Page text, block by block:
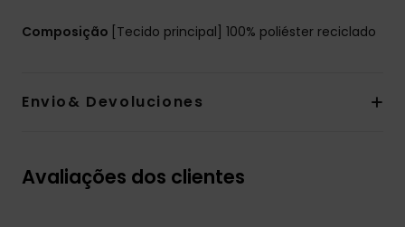
Composição [Tecido principal] 100% poliéster reciclado
Envio& Devoluciones
Avaliações dos clientes